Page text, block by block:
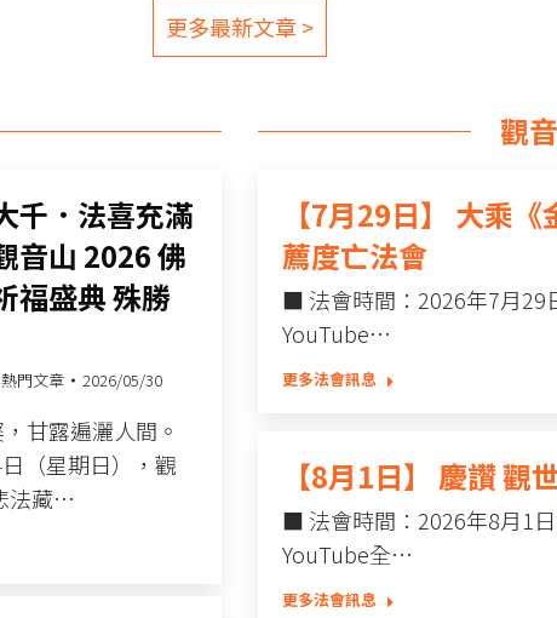
更多最新文章 >
千．法喜充滿
山 2026 佛
福盛典 殊勝
熱門文章 2026/05/30
甘露遍灑人間。
（星期日），觀
法藏…
觀
【7月29日】 大乘
薦度亡法會
■ 法會時間：2026年7月29
YouTube…
更多法會訊息
【8月1日】 慶讚
■ 法會時間：2026年8月1
YouTube全…
更多法會訊息